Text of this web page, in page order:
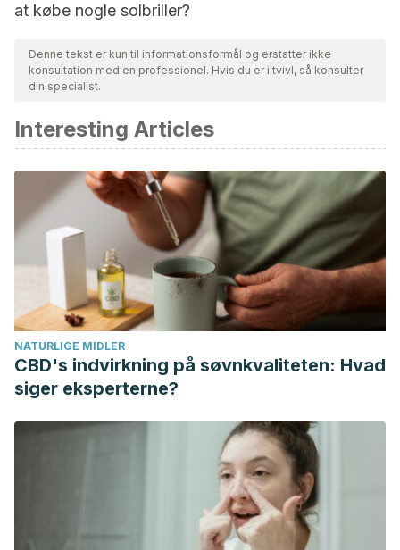
at købe nogle solbriller?
Denne tekst er kun til informationsformål og erstatter ikke
konsultation med en professionel. Hvis du er i tvivl, så konsulter
din specialist.
Interesting Articles
NATURLIGE MIDLER
CBD's indvirkning på søvnkvaliteten: Hvad
siger eksperterne?